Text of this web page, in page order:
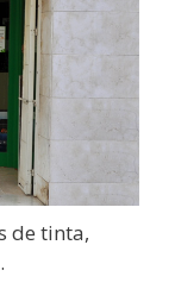
de tinta,